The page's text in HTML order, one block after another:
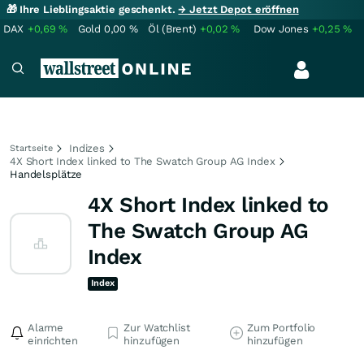
🎁 Ihre Lieblingsaktie geschenkt.→ Jetzt Depot eröffnen
DAX +0,69% Gold 0,00 % Öl (Brent) +0,02% Dow Jones +0,25%
Startseite
Indizes
4X Short Index linked to The Swatch Group AG Index
Handelsplätze
4X Short Index linked to
The Swatch Group AG
Index
Index
Alarme
einrichten
Zur Watchlist
hinzufügen
Zum Portfolio
hinzufügen